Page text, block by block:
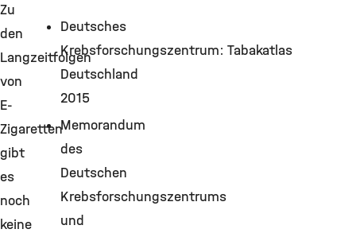
Zu
den
Langzeitfolgen
von
E-
Zigaretten
gibt
es
noch
keine
Deutsches
Krebsforschungszentrum: Tabakatlas
Deutschland
2015
Memorandum
des
Deutschen
Krebsforschungszentrums
und